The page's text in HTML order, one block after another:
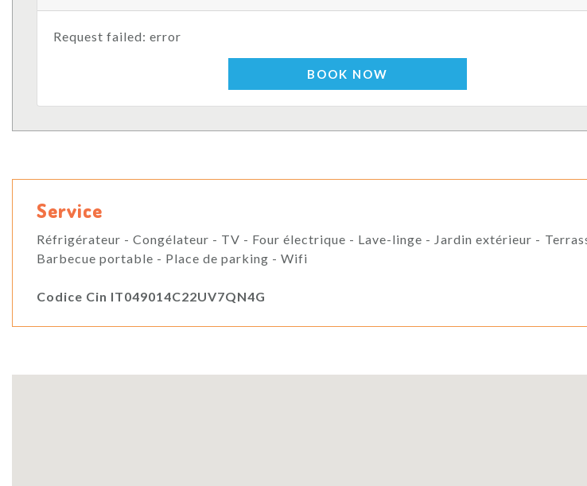
Request failed: error
BOOK NOW
Service
Réfrigérateur - Congélateur - TV - Four électrique - Lave-linge - Jardin extérieur -
Barbecue portable - Place de parking - Wifi
Codice Cin IT049014C22UV7QN4G